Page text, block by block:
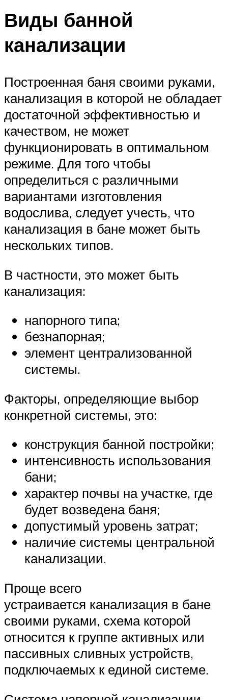
Виды банной
канализации
Построенная баня своими руками,
канализация в которой не обладает
достаточной эффективностью и
качеством, не может
функционировать в оптимальном
режиме. Для того чтобы
определиться с различными
вариантами изготовления
водослива, следует учесть, что
канализация в бане может быть
нескольких типов.
В частности, это может быть
канализация:
напорного типа;
безнапорная;
элемент централизованной
системы.
Факторы, определяющие выбор
конкретной системы, это:
конструкция банной постройки;
интенсивность использования
бани;
характер почвы на участке, где
будет возведена баня;
допустимый уровень затрат;
наличие системы центральной
канализации.
Проще всего
устраивается канализация в бане
своими руками, схема которой
относится к группе активных или
пассивных сливных устройств,
подключаемых к единой системе.